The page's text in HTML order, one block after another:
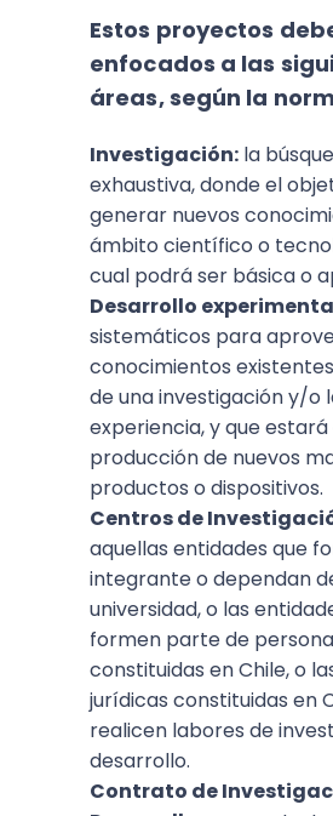
Estos proyectos
enfocados a las
áreas, según la
Investigación: la
exhaustiva, donde el
generar nuevos
ámbito científico o
cual podrá ser básica o
Desarrollo
sistemáticos para
conocimientos
de una investigación y/o
experiencia, y que estará
producción de nuevos
productos o dispositivos.
Centros de
aquellas entidades que
integrante o dependan
universidad, o las
formen parte de
constituidas en Chile, o
jurídicas constituidas en
realicen labores de
desarrollo.
Contrato de